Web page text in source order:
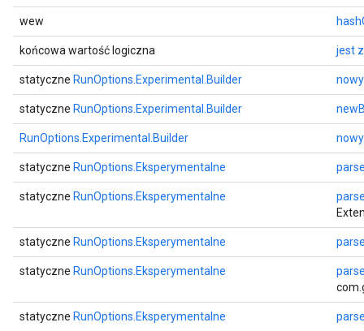
wew
końcowa wartość logiczna jest
statyczne RunOptions.Experimental.Builder
statyczne RunOptions.Experimental.Builder
RunOptions.Experimental.Builder
statyczne RunOptions.Eksperymentalne
statyczne RunOptions.Eksperymentalne
statyczne RunOptions.Eksperymentalne
statyczne RunOptions.Eksperymentalne
statyczne RunOptions.Eksperymentalne